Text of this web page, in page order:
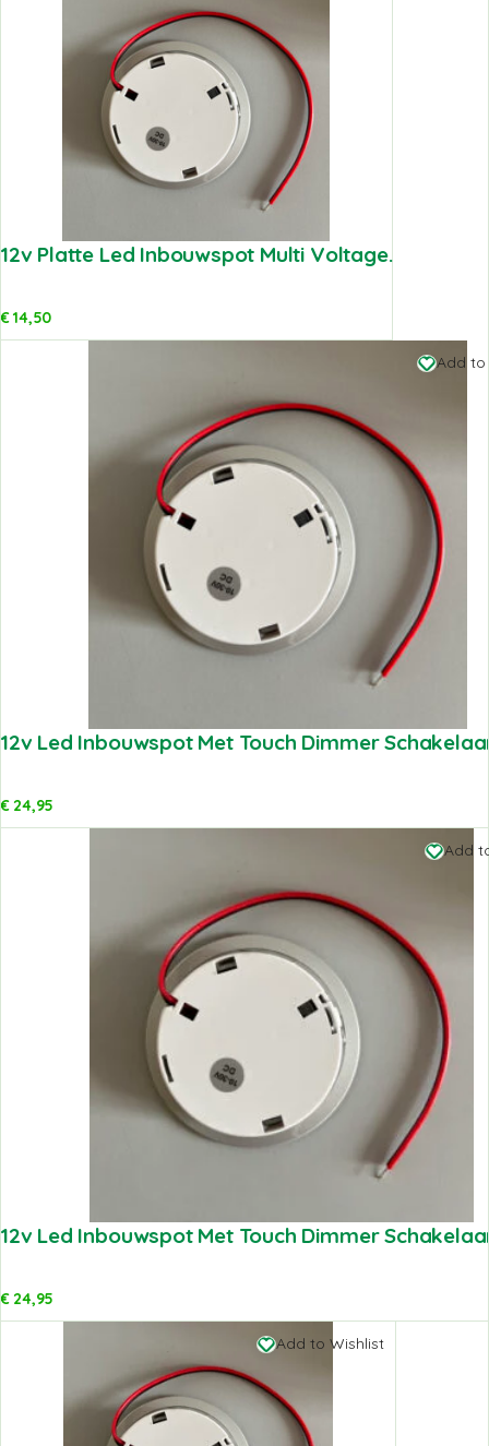
12v Platte Led Inbouwspot Multi Voltage.
€14,50
Add to
12v Led Inbouwspot Met Touch Dimmer
€24,95
Add
12v Led Inbouwspot Met Touch Dimmer
€24,95
Add to Wishlist